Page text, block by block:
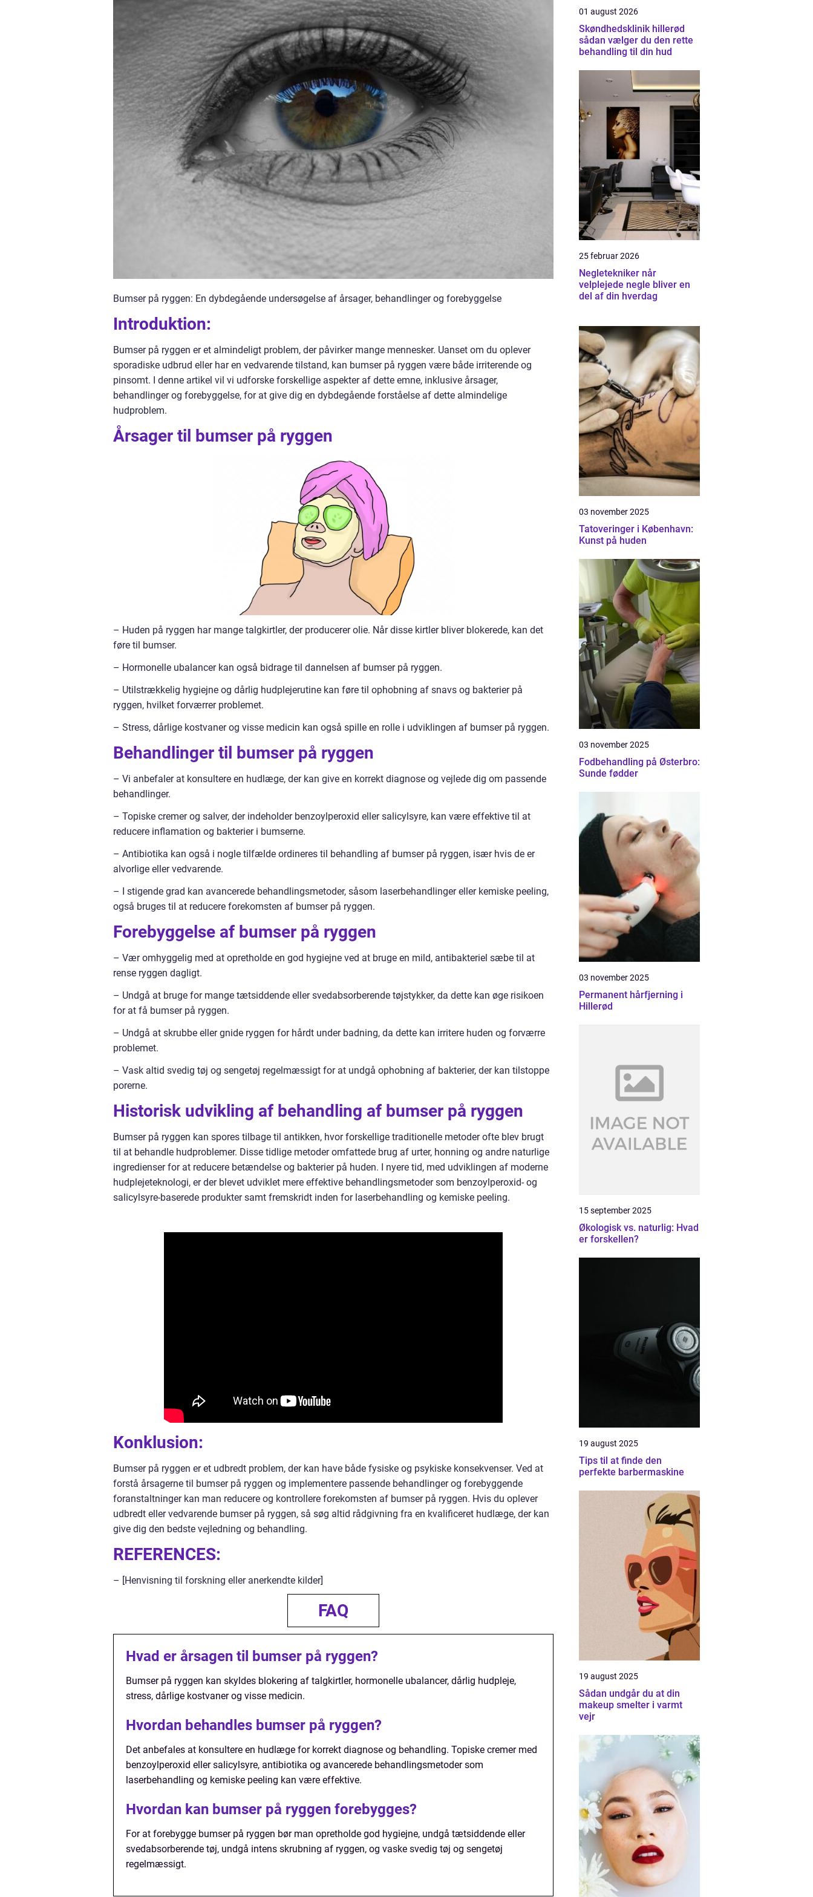
Bumser på ryggen: En dybdegående undersøgelse af årsager, behandlinger og forebyggelse
Introduktion:
Bumser på ryggen er et almindeligt problem, der påvirker mange mennesker. Uanset om du oplever
sporadiske udbrud eller har en vedvarende tilstand, kan bumser på ryggen være både irriterende og
pinsomt. I denne artikel vil vi udforske forskellige aspekter af dette emne, inklusive årsager,
behandlinger og forebyggelse, for at give dig en dybdegående forståelse af dette almindelige
hudproblem.
Årsager til bumser på ryggen
– Huden på ryggen har mange talgkirtler, der producerer olie. Når disse kirtler bliver blokerede, kan det
føre til bumser.
– Hormonelle ubalancer kan også bidrage til dannelsen af bumser på ryggen.
– Utilstrækkelig hygiejne og dårlig hudplejerutine kan føre til ophobning af snavs og bakterier på
ryggen, hvilket forværrer problemet.
– Stress, dårlige kostvaner og visse medicin kan også spille en rolle i udviklingen af bumser på ryggen.
Behandlinger til bumser på ryggen
– Vi anbefaler at konsultere en hudlæge, der kan give en korrekt diagnose og vejlede dig om passende
behandlinger.
– Topiske cremer og salver, der indeholder benzoylperoxid eller salicylsyre, kan være effektive til at
reducere inflamation og bakterier i bumserne.
– Antibiotika kan også i nogle tilfælde ordineres til behandling af bumser på ryggen, især hvis de er
alvorlige eller vedvarende.
– I stigende grad kan avancerede behandlingsmetoder, såsom laserbehandlinger eller kemiske peeling,
også bruges til at reducere forekomsten af bumser på ryggen.
Forebyggelse af bumser på ryggen
– Vær omhyggelig med at opretholde en god hygiejne ved at bruge en mild, antibakteriel sæbe til at
rense ryggen dagligt.
– Undgå at bruge for mange tætsiddende eller svedabsorberende tøjstykker, da dette kan øge risikoen
for at få bumser på ryggen.
– Undgå at skrubbe eller gnide ryggen for hårdt under badning, da dette kan irritere huden og forværre
problemet.
– Vask altid svedig tøj og sengetøj regelmæssigt for at undgå ophobning af bakterier, der kan tilstoppe
porerne.
Historisk udvikling af behandling af bumser på ryggen
Bumser på ryggen kan spores tilbage til antikken, hvor forskellige traditionelle metoder ofte blev brugt
til at behandle hudproblemer. Disse tidlige metoder omfattede brug af urter, honning og andre naturlige
ingredienser for at reducere betændelse og bakterier på huden. I nyere tid, med udviklingen af moderne
hudplejeteknologi, er der blevet udviklet mere effektive behandlingsmetoder som benzoylperoxid- og
salicylsyre-baserede produkter samt fremskridt inden for laserbehandling og kemiske peeling.
Konklusion:
Bumser på ryggen er et udbredt problem, der kan have både fysiske og psykiske konsekvenser. Ved at
forstå årsagerne til bumser på ryggen og implementere passende behandlinger og forebyggende
foranstaltninger kan man reducere og kontrollere forekomsten af bumser på ryggen. Hvis du oplever
udbredt eller vedvarende bumser på ryggen, så søg altid rådgivning fra en kvalificeret hudlæge, der kan
give dig den bedste vejledning og behandling.
REFERENCES:
– [Henvisning til forskning eller anerkendte kilder]
FAQ
Hvad er årsagen til bumser på ryggen?
Bumser på ryggen kan skyldes blokering af talgkirtler, hormonelle ubalancer, dårlig hudpleje,
stress, dårlige kostvaner og visse medicin.
Hvordan behandles bumser på ryggen?
Det anbefales at konsultere en hudlæge for korrekt diagnose og behandling. Topiske cremer med
benzoylperoxid eller salicylsyre, antibiotika og avancerede behandlingsmetoder som
laserbehandling og kemiske peeling kan være effektive.
Hvordan kan bumser på ryggen forebygges?
For at forebygge bumser på ryggen bør man opretholde god hygiejne, undgå tætsiddende eller
svedabsorberende tøj, undgå intens skrubning af ryggen, og vaske svedig tøj og sengetøj
regelmæssigt.
01 august 2026
Skøndhedsklinik hillerød
sådan vælger du den rette
behandling til din hud
25 februar 2026
Negletekniker når
velplejede negle bliver en
del af din hverdag
03 november 2025
Tatoveringer i København:
Kunst på huden
03 november 2025
Fodbehandling på Østerbro:
Sunde fødder
03 november 2025
Permanent hårfjerning i
Hillerød
15 september 2025
Økologisk vs. naturlig: Hvad
er forskellen?
19 august 2025
Tips til at finde den
perfekte barbermaskine
19 august 2025
Sådan undgår du at din
makeup smelter i varmt
vejr